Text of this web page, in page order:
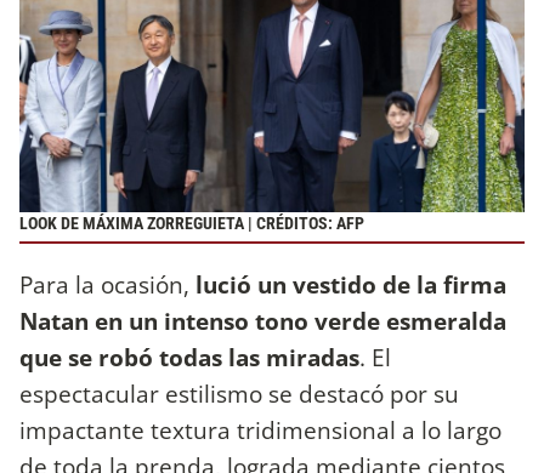
LOOK DE MÁXIMA ZORREGUIETA | CRÉDITOS: AFP
Para la ocasión, lució un vestido de la firma
Natan en un intenso tono verde esmeralda
que se robó todas las miradas. El
espectacular estilismo se destacó por su
impactante textura tridimensional a lo largo